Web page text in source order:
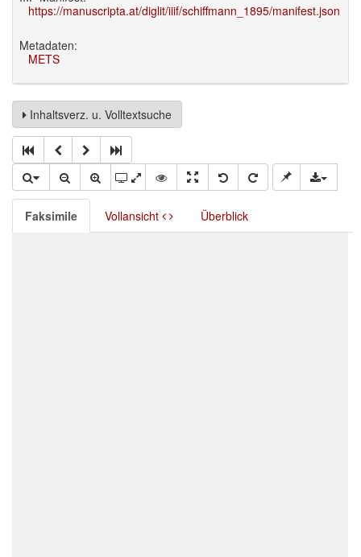
https://manuscripta.at/diglit/iiif/schiffmann_1895/manifest.json
Metadaten:
METS
Inhaltsverz. u. Volltextsuche
Faksimile Vollansicht Überblick